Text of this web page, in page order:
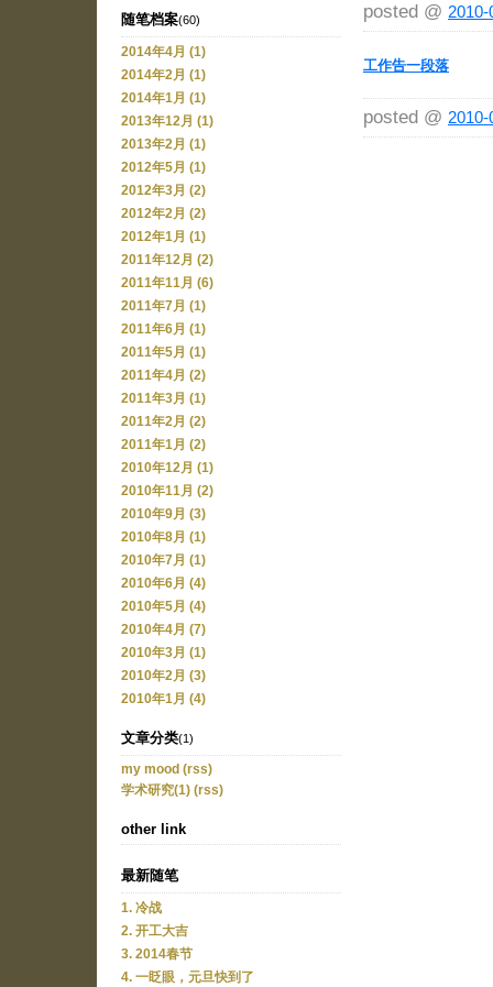
随笔档案(60)
2014年4月 (1)
2014年2月 (1)
2014年1月 (1)
2013年12月 (1)
2013年2月 (1)
2012年5月 (1)
2012年3月 (2)
2012年2月 (2)
2012年1月 (1)
2011年12月 (2)
2011年11月 (6)
2011年7月 (1)
2011年6月 (1)
2011年5月 (1)
2011年4月 (2)
2011年3月 (1)
2011年2月 (2)
2011年1月 (2)
2010年12月 (1)
2010年11月 (2)
2010年9月 (3)
2010年8月 (1)
2010年7月 (1)
2010年6月 (4)
2010年5月 (4)
2010年4月 (7)
2010年3月 (1)
2010年2月 (3)
2010年1月 (4)
文章分类(1)
my mood (rss)
学术研究(1) (rss)
other link
最新随笔
1. 冷战
2. 开工大吉
3. 2014春节
4. 一眨眼，元旦快到了
posted @ 2010-
工作告一段落
posted @ 2010-